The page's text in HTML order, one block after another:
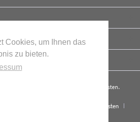
Cookies, um Ihnen das
zu bieten.
Versandkosten.
Versand und Kosten